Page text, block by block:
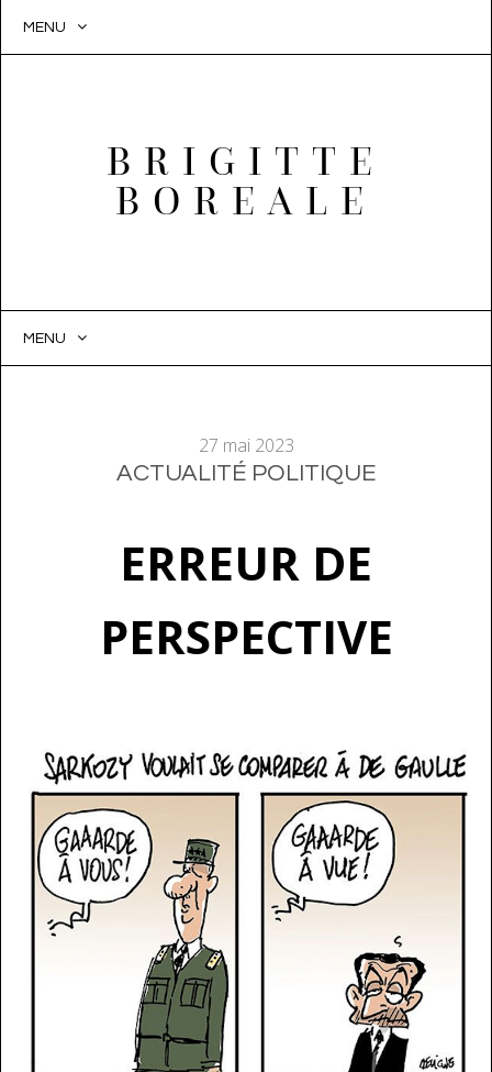
MENU
BRIGITTE
BOREALE
MENU
27 mai 2023
ACTUALITÉ POLITIQUE
ERREUR DE
PERSPECTIVE